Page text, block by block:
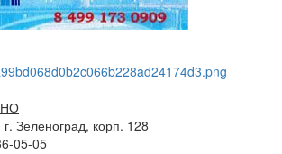
Зеленоград, корп. 128
05-05